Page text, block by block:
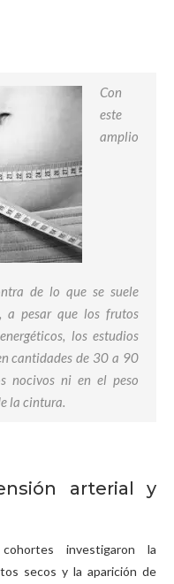
Con
este
amplio
de lo que se suele
a pesar que los frutos
los estudios
cantidades de 30 a 90
nocivos ni en el peso
la cintura.
arterial y
investigaron la
secos y la aparición de